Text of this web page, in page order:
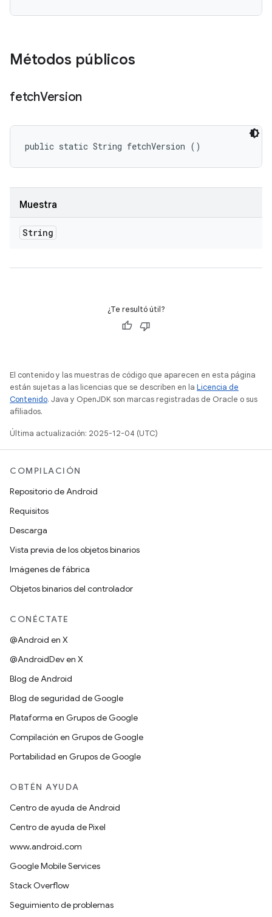
Métodos públicos
fetchVersion
public static String fetchVersion ()
Muestra
String
¿Te resultó útil?
El contenido y las muestras de código que aparecen en esta página
están sujetas a las licencias que se describen en la Licencia de
Contenido. Java y OpenJDK son marcas registradas de Oracle o sus
afiliados.
Última actualización: 2025-12-04 (UTC)
COMPILACIÓN
Repositorio de Android
Requisitos
Descarga
Vista previa de los objetos binarios
Imágenes de fábrica
Objetos binarios del controlador
CONÉCTATE
@Android en X
@AndroidDev en X
Blog de Android
Blog de seguridad de Google
Plataforma en Grupos de Google
Compilación en Grupos de Google
Portabilidad en Grupos de Google
OBTÉN AYUDA
Centro de ayuda de Android
Centro de ayuda de Pixel
www.android.com
Google Mobile Services
Stack Overflow
Seguimiento de problemas